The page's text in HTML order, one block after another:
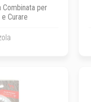
Combinata per
Curare